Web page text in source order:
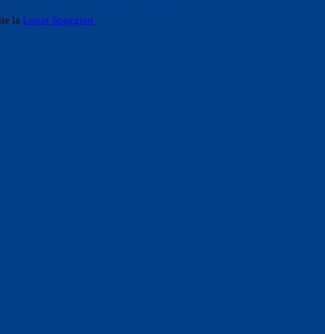
la Login Spaggiari